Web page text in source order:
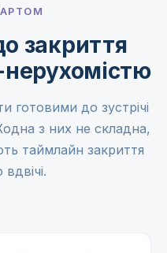
закриття
готовими до зустрічі
з них не складна,
таймлайн закриття